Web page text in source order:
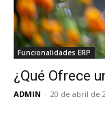
Funcionalidades ERP
¿Qué Ofrece
ADMIN - 20 de abril de